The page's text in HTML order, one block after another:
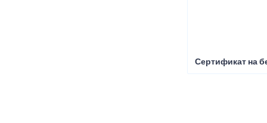
Сертификат на